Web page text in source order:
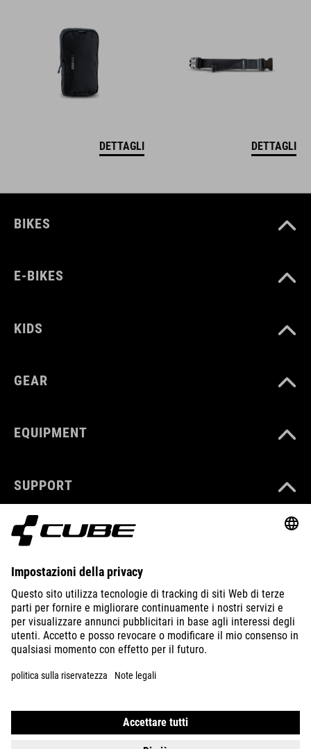
DETTAGLI DETTAGLI
BIKES
E-BIKES
KIDS
GEAR
EQUIPMENT
SUPPORT
ABOUT US
EXPLORE